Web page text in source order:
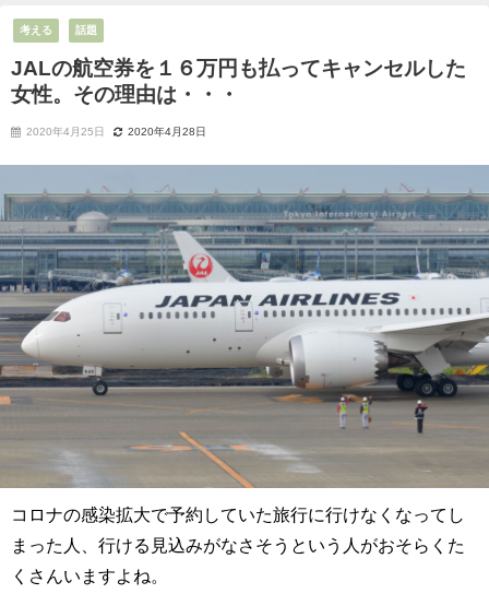
考える 話題
JALの航空券を１６万円も払ってキャンセルした
女性。その理由は・・・
2020年4月25日 2020年4月28日
コロナの感染拡大で予約していた旅行に行けなくなってし
まった人、行ける見込みがなさそうという人がおそらくた
くさんいますよね。